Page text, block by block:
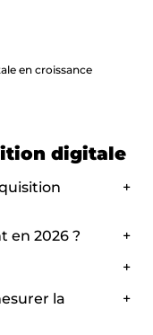
en croissance
digitale
+
en 2026 ?
+
+
la
+